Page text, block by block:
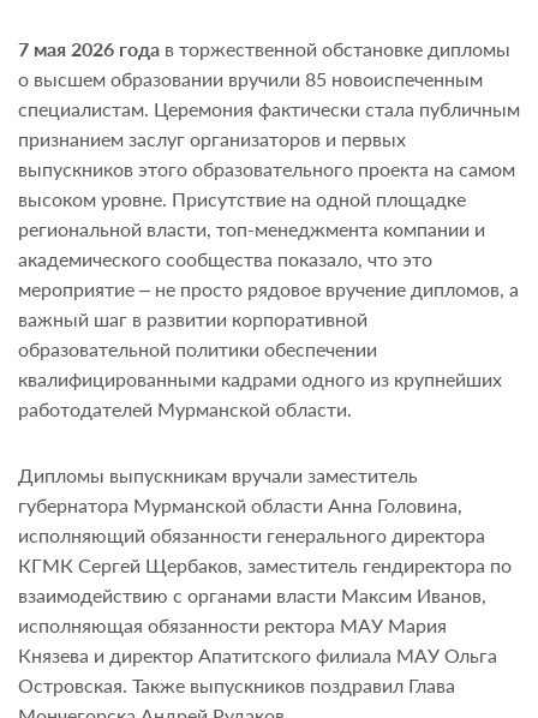
7 мая 2026 года в торжественной обстановке дипломы
о высшем образовании вручили 85 новоиспеченным
специалистам. Церемония фактически стала публичным
признанием заслуг организаторов и первых
выпускников этого образовательного проекта на самом
высоком уровне. Присутствие на одной площадке
региональной власти, топ-менеджмента компании и
академического сообщества показало, что это
мероприятие – не просто рядовое вручение дипломов, а
важный шаг в развитии корпоративной
образовательной политики обеспечении
квалифицированными кадрами одного из крупнейших
работодателей Мурманской области.
Дипломы выпускникам вручали заместитель
губернатора Мурманской области Анна Головина,
исполняющий обязанности генерального директора
КГМК Сергей Щербаков, заместитель гендиректора по
взаимодействию с органами власти Максим Иванов,
исполняющая обязанности ректора МАУ Мария
Князева и директор Апатитского филиала МАУ Ольга
Островская. Также выпускников поздравил Глава